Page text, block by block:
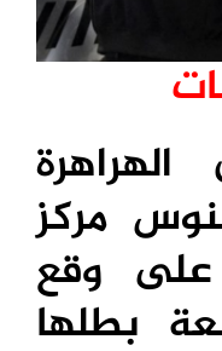
مركز
وقع
بطلها